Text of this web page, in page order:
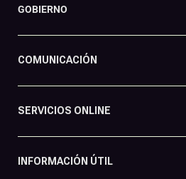
GOBIERNO
COMUNICACIÓN
SERVICIOS ONLINE
INFORMACIÓN ÚTIL